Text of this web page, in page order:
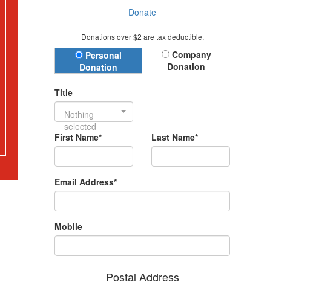
Donate
Donations over $2 are tax deductible.
Donation Type
Personal
Donation
Company
Donation
Title
Nothing
selected
First Name*
Last Name*
Email Address*
Mobile
Postal Address